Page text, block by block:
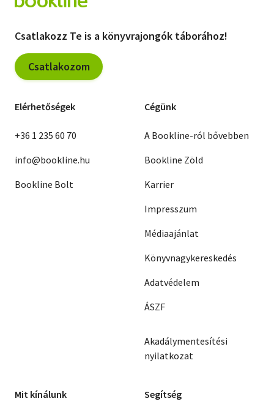
Csatlakozz Te is a könyvrajongók táborához!
Csatlakozom
Elérhetőségek
+36 1 235 60 70
info@bookline.hu
Bookline Bolt
Cégünk
A Bookline-ról bővebben
Bookline Zöld
Karrier
Impresszum
Médiaajánlat
Könyvnagykereskedés
Adatvédelem
ÁSZF
Akadálymentesítési
nyilatkozat
Mit kínálunk Segítség